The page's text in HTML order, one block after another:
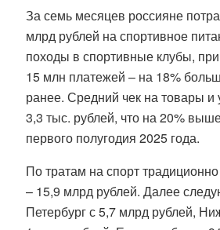
За семь месяцев россияне
млрд рублей на спортивное
походы в спортивные клубы,
15 млн платежей – на 18%
ранее. Средний чек на товары и
3,3 тыс. рублей, что на 20%
первого полугодия 2025 года.
По тратам на спорт
– 15,9 млрд рублей. Далее
Петербург с 5,7 млрд рублей,